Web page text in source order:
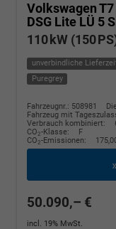
Volkswagen
DSG Lite LÜ 5
110 kW (150
unverbindliche
Puregrey
Fahrzeugnr.: 508981
Fahrzeug mit
Verbrauch kombiniert:
CO2-Klasse:
F
CO2-Emissionen:
50.090,– €
incl. 19% MwSt.